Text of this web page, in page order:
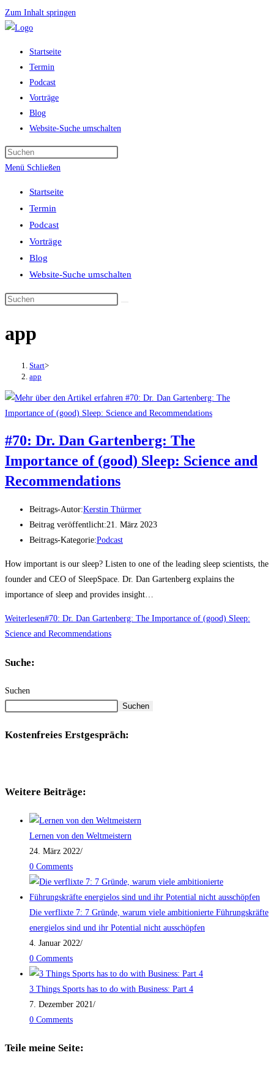
Zum Inhalt springen
Startseite
Termin
Podcast
Vorträge
Blog
Website-Suche umschalten
Menü Schließen
Startseite
Termin
Podcast
Vorträge
Blog
Website-Suche umschalten
app
Start>
app
#70: Dr. Dan Gartenberg: The
Importance of (good) Sleep: Science and
Recommendations
Beitrags-Autor:Kerstin Thürmer
Beitrag veröffentlicht:21. März 2023
Beitrags-Kategorie:Podcast
How important is our sleep? Listen to one of the leading sleep scientists, the
founder and CEO of SleepSpace. Dr. Dan Gartenberg explains the
importance of sleep and provides insight…
Weiterlesen#70: Dr. Dan Gartenberg: The Importance of (good) Sleep:
Science and Recommendations
Suche:
Suchen
Suchen
Kostenfreies Erstgespräch:
Weitere Beiträge:
Lernen von den Weltmeistern
24. März 2022/
0 Comments
Die verflixte 7: 7 Gründe, warum viele ambitionierte Führungskräfte
energielos sind und ihr Potential nicht ausschöpfen
4. Januar 2022/
0 Comments
3 Things Sports has to do with Business: Part 4
7. Dezember 2021/
0 Comments
Teile meine Seite: